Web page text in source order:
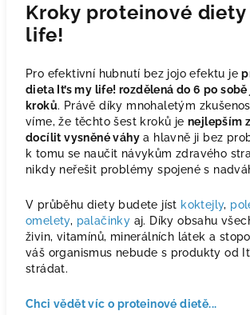
Kroky proteinové diety
life!
Pro efektivní hubnutí bez jojo efektu je
dieta It’s my life! rozdělená do 6 po
kroků. Právě díky mnohaletým
víme, že těchto šest kroků je nejlepším
docílit vysněné váhy a hlavně ji bez
k tomu se naučit návykům zdravého
nikdy neřešit problémy spojené s
V průběhu diety budete jíst koktejly,
omelety, palačinky aj. Díky obsahu
živin, vitamínů, minerálních látek a
váš organismus nebude s produkty od
strádat.
Chci vědět víc o proteinové dietě...